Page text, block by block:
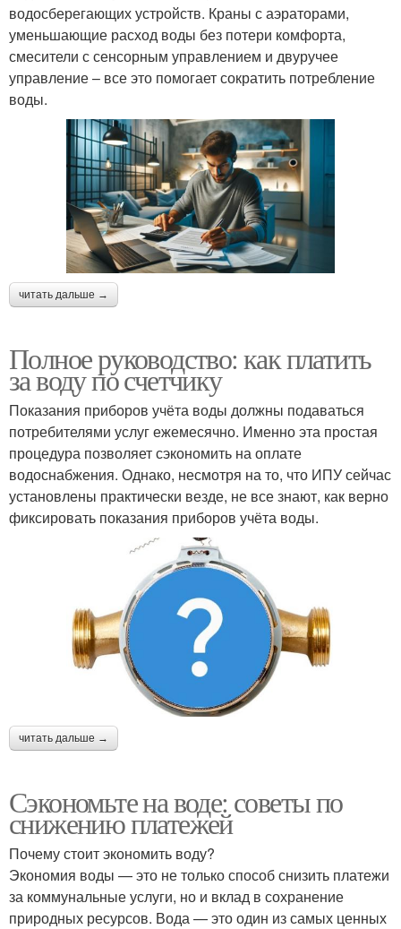
водосберегающих устройств. Краны с аэраторами,
уменьшающие расход воды без потери комфорта,
смесители с сенсорным управлением и двуручее
управление – все это помогает сократить потребление
воды.
читать дальше →
Полное руководство: как платить
за воду по счетчику
Показания приборов учёта воды должны подаваться
потребителями услуг ежемесячно. Именно эта простая
процедура позволяет сэкономить на оплате
водоснабжения. Однако, несмотря на то, что ИПУ сейчас
установлены практически везде, не все знают, как верно
фиксировать показания приборов учёта воды.
читать дальше →
Сэкономьте на воде: советы по
снижению платежей
Почему стоит экономить воду?
Экономия воды — это не только способ снизить платежи
за коммунальные услуги, но и вклад в сохранение
природных ресурсов. Вода — это один из самых ценных